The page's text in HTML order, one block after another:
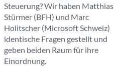
Steuerung? Wir haben Matthias
Stürmer (BFH) und Marc
Holitscher (Microsoft Schweiz)
identische Fragen gestellt und
geben beiden Raum für ihre
Einordnung.